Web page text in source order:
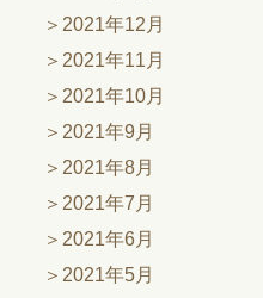
2021年12月
2021年11月
2021年10月
2021年9月
2021年8月
2021年7月
2021年6月
2021年5月